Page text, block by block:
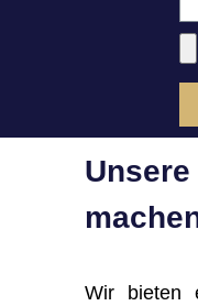
Wir bieten